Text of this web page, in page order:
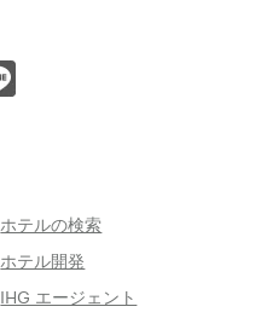
ホテルの検索
ホテル開発
IHG エージェント